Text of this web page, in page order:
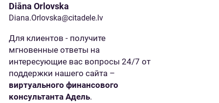
Diāna Orlovska
Diana.Orlovska@citadele.lv
Для клиентов - получите
мгновенные ответы на
интересующие вас вопросы 24/7 от
поддержки нашего сайта –
виртуального финансового
консультанта Адель.